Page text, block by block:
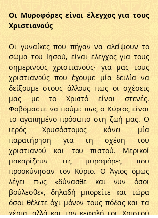
Οι Μυροφόρες είναι έλεγχος για τους
Χριστιανούς
Οι γυναίκες που πήγαν να αλείψουν το
σώμα του Ιησού, είναι έλεγχος για τους
σημερινούς χριστιανούς· για μας τους
χριστιανούς που έχουμε μία δειλία να
δείξουμε στους άλλους πως οι σχέσεις
μας με το Χριστό είναι στενές.
Φοβόμαστε να πούμε πως ο Κύριος είναι
το αγαπημένο πρόσωπο στη ζωή μας. Ο
ιερός Χρυσόστομος κάνει μία
παρατήρηση για τη σχέση του
χριστιανού και του πιστού. Μερικοί
μακαρίζουν τις μυροφόρες που
προσκύνησαν τον Κύριο. Ο Άγιος όμως
λέγει πως «δύνασθε και νυν όσοι
βούλεσθε», δηλαδή μπορείτε και τώρα
όσοι θέλετε όχι μόνον τους πόδας και τα
χέρια, αλλά και την κεφαλή του Χριστού